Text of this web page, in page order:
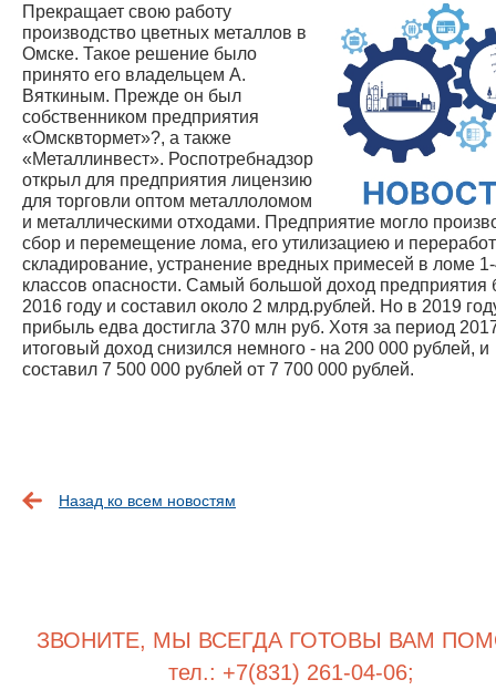
Прекращает свою работу
производство цветных металлов в
Омске. Такое решение было
принято его владельцем А.
Вяткиным. Прежде он был
собственником предприятия
«Омсквтормет»?, а также
«Металлинвест». Роспотребнадзор
открыл для предприятия лицензию
для торговли оптом металлоломом
и металлическими отходами. Предприятие могло
сбор и перемещение лома, его утилизациею и
складирование, устранение вредных примесей в ломе
классов опасности. Самый большой доход предприятия
2016 году и составил около 2 млрд.рублей. Но в 2019
прибыль едва достигла 370 млн руб. Хотя за период
итоговый доход снизился немного - на 200 000 рублей, и
составил 7 500 000 рублей от 7 700 000 рублей.
Назад ко всем новостям
ЗВОНИТЕ, МЫ ВСЕГДА ГОТОВЫ ВАМ
тел.: +7(831) 261-04-06;